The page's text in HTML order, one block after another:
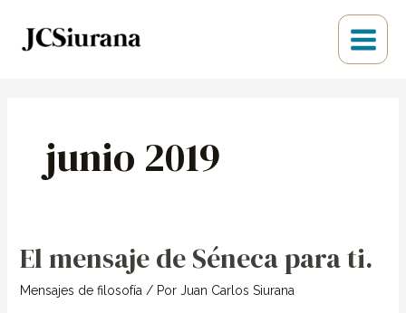
Main
Menu
junio 2019
El mensaje de Séneca para ti.
Mensajes de filosofía/ Por Juan Carlos Siurana
El
de